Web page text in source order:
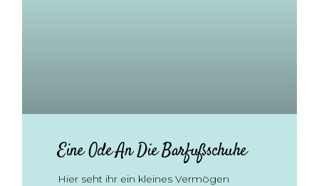
Eine Ode An Die Barfußschuhe
Hier seht ihr ein kleines Vermögen